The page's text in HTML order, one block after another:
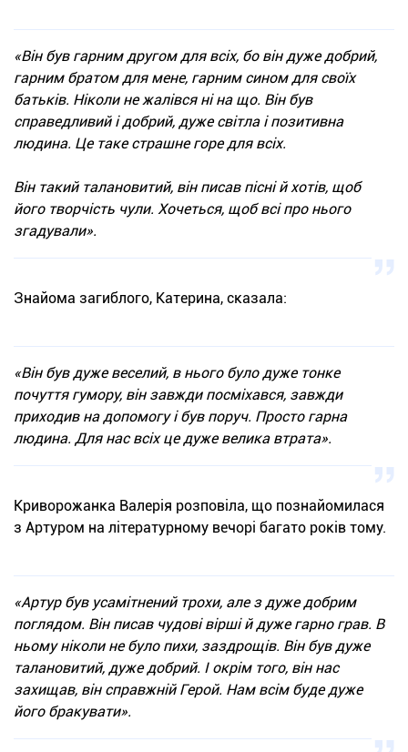
«Він був гарним другом для всіх, бо він дуже добрий,
гарним братом для мене, гарним сином для своїх
батьків. Ніколи не жалівся ні на що. Він був
справедливий і добрий, дуже світла і позитивна
людина. Це таке страшне горе для всіх.
Він такий талановитий, він писав пісні й хотів, щоб
його творчість чули. Хочеться, щоб всі про нього
згадували».
Знайома загиблого, Катерина, сказала:
«Він був дуже веселий, в нього було дуже тонке
почуття гумору, він завжди посміхався, завжди
приходив на допомогу і був поруч. Просто гарна
людина. Для нас всіх це дуже велика втрата».
Криворожанка Валерія розповіла, що познайомилася
з Артуром на літературному вечорі багато років тому.
«Артур був усамітнений трохи, але з дуже добрим
поглядом. Він писав чудові вірші й дуже гарно грав. В
ньому ніколи не було пихи, заздрощів. Він був дуже
талановитий, дуже добрий. І окрім того, він нас
захищав, він справжній Герой. Нам всім буде дуже
його бракувати».